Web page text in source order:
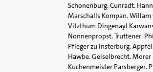
Schonenburg. Cunradt.
Marschalls Kompan. Willam
Vitzthum Dingenayl
Nonnenpropst. Truttener.
Pfleger zu Insterburg.
Hawbe. Geiselbrecht. Morer
Küchenmeister Parsberger.